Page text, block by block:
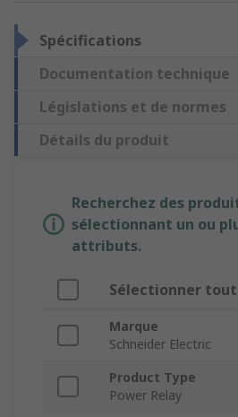
Spécifications
Documentation technique
Législations et de normes
Détails du produit
Recherchez des
sélectionnant un ou
attributs.
Sélectionner tout
Marque
Schneider Electric
Product Type
Power Relay